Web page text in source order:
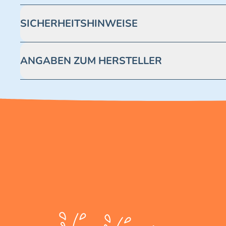
SICHERHEITSHINWEISE
ANGABEN ZUM HERSTELLER